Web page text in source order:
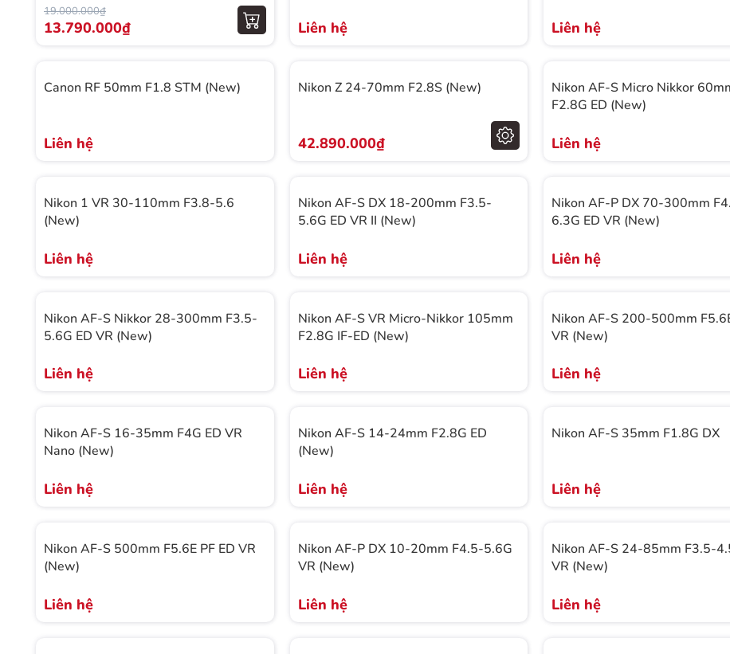
19.000.000₫
13.790.000₫ Liên hệ Liên hệ
Canon RF 50mm F1.8 STM (New)
Liên hệ
Nikon Z 24-70mm F2.8S (New)
42.890.000₫
Nikon AF-S Micro Nikkor
F2.8G ED (New)
Liên hệ
Nikon 1 VR 30-110mm F3.8-5.6
(New)
Liên hệ
Nikon AF-S DX 18-200mm F3.5-
5.6G ED VR II (New)
Liên hệ
Nikon AF-P DX 70-300mm
6.3G ED VR (New)
Liên hệ
Nikon AF-S Nikkor 28-300mm F3.5-
5.6G ED VR (New)
Liên hệ
Nikon AF-S VR Micro-Nikkor 105mm
F2.8G IF-ED (New)
Liên hệ
Nikon AF-S 200-500mm
VR (New)
Liên hệ
Nikon AF-S 16-35mm F4G ED VR
Nano (New)
Liên hệ
Nikon AF-S 14-24mm F2.8G ED
(New)
Liên hệ
Nikon AF-S 35mm F1.8G DX
Liên hệ
Nikon AF-S 500mm F5.6E PF ED VR
(New)
Liên hệ
Nikon AF-P DX 10-20mm F4.5-5.6G
VR (New)
Liên hệ
Nikon AF-S 24-85mm F3.5-
VR (New)
Liên hệ